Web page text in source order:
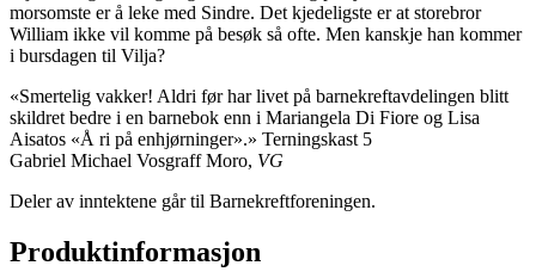
morsomste er å leke med Sindre. Det kjedeligste er at storebror
William ikke vil komme på besøk så ofte. Men kanskje han kommer
i bursdagen til Vilja?
«Smertelig vakker! Aldri før har livet på barnekreftavdelingen blitt
skildret bedre i en barnebok enn i Mariangela Di Fiore og Lisa
Aisatos «Å ri på enhjørninger».» Terningskast 5
Gabriel Michael Vosgraff Moro, VG
Deler av inntektene går til Barnekreftforeningen.
Produktinformasjon